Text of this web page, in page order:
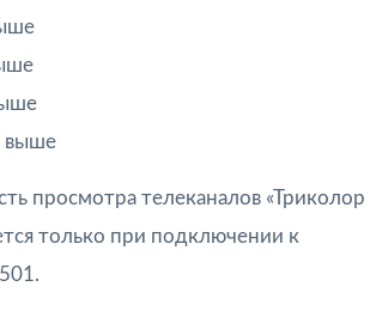
выше
просмотра телеканалов «Триколор
только при подключении к